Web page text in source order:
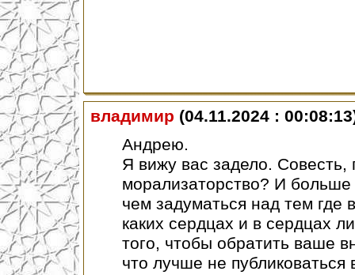
владимир (04.11.2024 :
Андрею.
Я вижу вас задело. Совесть,
морализаторство? И
чем задуматься над тем где
каких сердцах и в сердцах
того, чтобы обратить ваше
что лучше не